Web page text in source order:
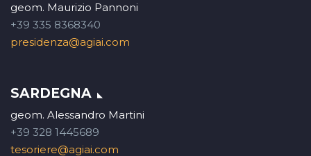
geom. Maurizio Pannoni
+39 335 8368340
presidenza@agiai.com
SARDEGNA
geom. Alessandro Martini
+39 328 1445689
tesoriere@agiai.com